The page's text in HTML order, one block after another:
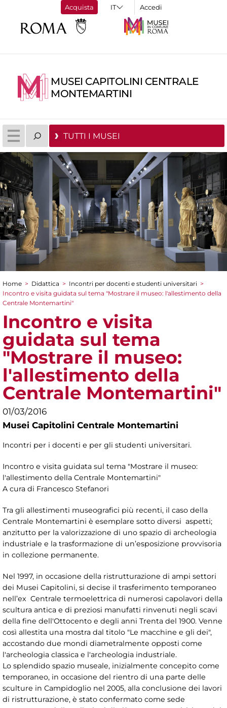
Acquista Accedi
MUSEI CAPITOLINI CENTRALE
MONTEMARTINI
TUTTI I MUSEI
Tu sei qui
Home > Didattica > Incontri per docenti e studenti universitari >
Incontro e visita guidata sul tema "Mostrare il museo: l'allestimento della
Centrale Montemartini"
Incontro e visita
guidata sul tema
"Mostrare il museo:
l'allestimento della
Centrale Montemartini"
01/03/2016
Musei Capitolini Centrale Montemartini
Incontri per i docenti e per gli studenti universitari.
Incontro e visita guidata sul tema "Mostrare il museo:
l'allestimento della Centrale Montemartini"
A cura di Francesco Stefanori
Tra gli allestimenti museografici più recenti, il caso della
Centrale Montemartini è esemplare sotto diversi aspetti;
anzitutto per la valorizzazione di uno spazio di archeologia
industriale e la trasformazione di un’esposizione provvisoria
in collezione permanente.
Nel 1997, in occasione della ristrutturazione di ampi settori
dei Musei Capitolini, si decise il trasferimento temporaneo
nell’ex Centrale termoelettrica di numerosi capolavori della
scultura antica e di preziosi manufatti rinvenuti negli scavi
della fine dell'Ottocento e degli anni Trenta del 1900. Venne
così allestita una mostra dal titolo "Le macchine e gli dei",
accostando due mondi diametralmente opposti come
l'archeologia classica e l'archeologia industriale.
Lo splendido spazio museale, inizialmente concepito come
temporaneo, in occasione del rientro di una parte delle
sculture in Campidoglio nel 2005, alla conclusione dei lavori
di ristrutturazione, è stato confermato come sede